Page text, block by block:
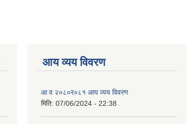
आय व्यय विवरण
आ व २०८०र०८१ आय व्यय विवरण
मिति: 07/06/2024 - 22:38